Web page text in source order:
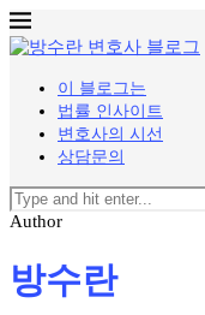
이 블로그는
법률 인사이트
변호사의 시선
상담문의
Author
방수란